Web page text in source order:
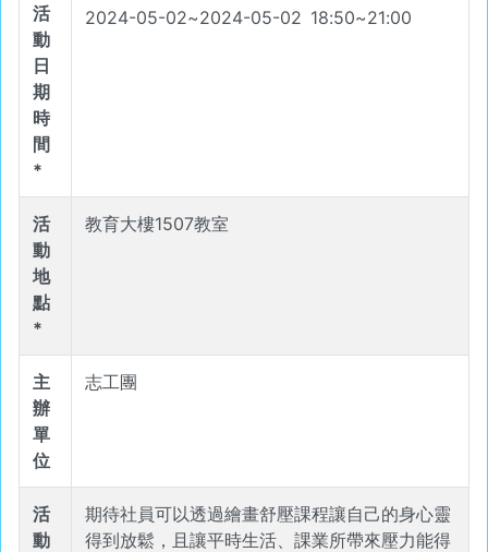
活
動
日
期
時
間
*
2024-05-02~2024-05-02 18:50~21:00
活
動
地
點
*
教育大樓1507教室
主
辦
單
位
志工團
活
動
期待社員可以透過繪畫舒壓課程讓自己的身心靈
得到放鬆，且讓平時生活、課業所帶來壓力能得